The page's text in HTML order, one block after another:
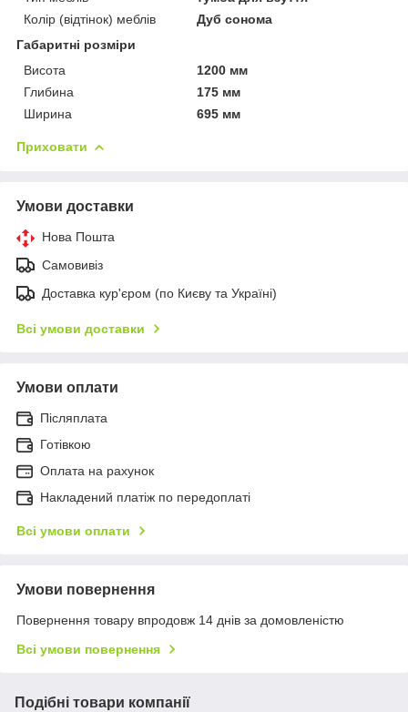
Колір (відтінок) меблів
Дуб сонома
Габаритні розміри
Висота
1200 мм
Глибина
175 мм
Ширина
695 мм
Приховати
Умови доставки
Нова Пошта
Самовивіз
Доставка кур'єром (по Києву та Україні)
Всі умови доставки
Умови оплати
Післяплата
Готівкою
Оплата на рахунок
Накладений платіж по передоплаті
Всі умови оплати
Умови повернення
Повернення товару впродовж 14 днів за домовленістю
Всі умови повернення
Подібні товари компанії